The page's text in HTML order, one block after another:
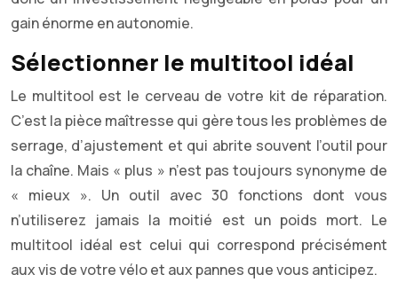
gain énorme en autonomie.
Sélectionner le multitool idéal
Le multitool est le cerveau de votre kit de réparation.
C’est la pièce maîtresse qui gère tous les problèmes de
serrage, d’ajustement et qui abrite souvent l’outil pour
la chaîne. Mais « plus » n’est pas toujours synonyme de
« mieux ». Un outil avec 30 fonctions dont vous
n’utiliserez jamais la moitié est un poids mort. Le
multitool idéal est celui qui correspond précisément
aux vis de votre vélo et aux pannes que vous anticipez.